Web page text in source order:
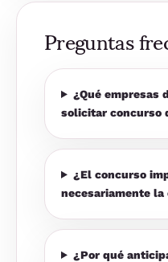
Preguntas
¿Qué empresas
solicitar concurso
¿El concurso
necesariamente la
¿Por qué